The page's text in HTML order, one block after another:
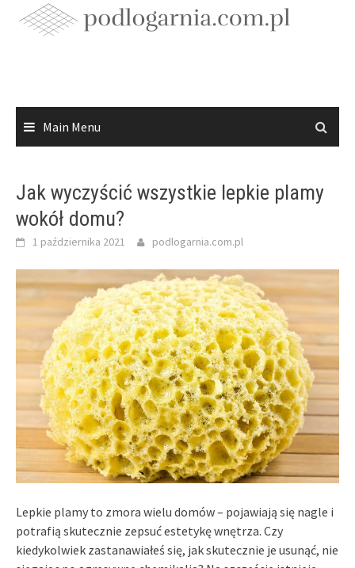
Main Menu
Jak wyczyścić wszystkie lepkie plamy
wokół domu?
1 października 2021 podlogarnia.com.pl
Lepkie plamy to zmora wielu domów – pojawiają się nagle i
potrafią skutecznie zepsuć estetykę wnętrza. Czy
kiedykolwiek zastanawiałeś się, jak skutecznie je usunąć, nie